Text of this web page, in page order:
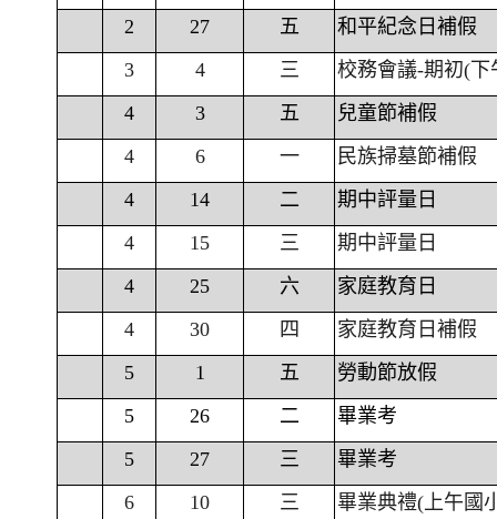
2
27 五
和平紀念日補假
3
4 三
校務會議-期初(下
4
3 五
兒童節補假
4
6 一
民族掃墓節補假
4
14 二
期中評量日
4
15 三
期中評量日
4
25 六
家庭教育日
4
30 四
家庭教育日補假
5
1 五
勞動節放假
5
26 二
畢業考
5
27 三
畢業考
6
10 三
畢業典禮(上午國